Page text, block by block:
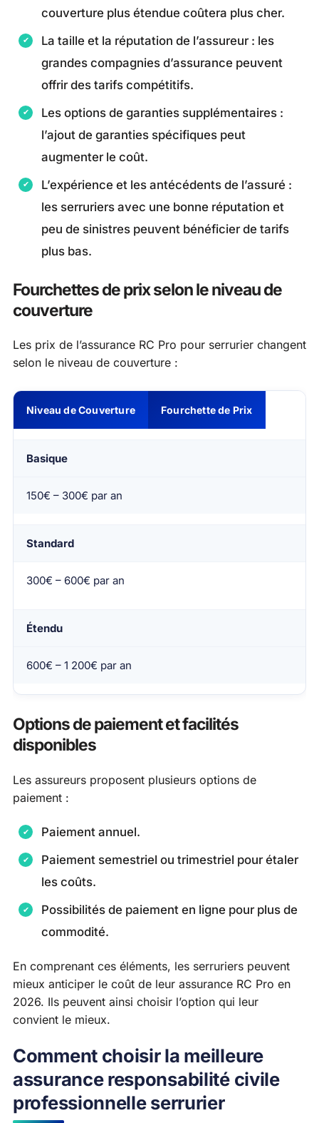
couverture plus étendue coûtera plus cher.
La taille et la réputation de l’assureur : les
grandes compagnies d’assurance peuvent
offrir des tarifs compétitifs.
Les options de garanties supplémentaires :
l’ajout de garanties spécifiques peut
augmenter le coût.
L’expérience et les antécédents de l’assuré :
les serruriers avec une bonne réputation et
peu de sinistres peuvent bénéficier de tarifs
plus bas.
Fourchettes de prix selon le niveau de
couverture
Les prix de l’assurance RC Pro pour serrurier changent
selon le niveau de couverture :
Niveau de Couverture Fourchette de Prix
Basique
150€ – 300€ par an
Standard
300€ – 600€ par an
Étendu
600€ – 1 200€ par an
Options de paiement et facilités
disponibles
Les assureurs proposent plusieurs options de
paiement :
Paiement annuel.
Paiement semestriel ou trimestriel pour étaler
les coûts.
Possibilités de paiement en ligne pour plus de
commodité.
En comprenant ces éléments, les serruriers peuvent
mieux anticiper le coût de leur assurance RC Pro en
2026. Ils peuvent ainsi choisir l’option qui leur
convient le mieux.
Comment choisir la meilleure
assurance responsabilité civile
professionnelle serrurier